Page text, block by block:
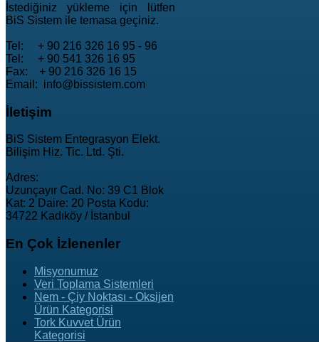
İstediğiniz yükleme için lütfen
BiS Sistem ile temasa geçiniz.
Tel: + 90 216 326 16 95 - 96
Tel: + 90 541 326 16 95
Fax: + 90 216 326 16 15
Email: info@bissistem.com
İletişim
BiS Sistem Entegrasyon Elekt.
Bilişim Hiz. Tic. Ltd. Şti.
Adres:
Uzunçayır Cad. No: 39 C1 Blok
Kat: 2 Daire: 20 Posta Kodu:
34722 Kadıköy / İstanbul
En Çok İzlenenler
Misyonumuz
Veri Toplama Sistemleri
Nem - Çiy Noktası - Oksijen
Ürün Kategorisi
Tork Kuvvet Ürün
Kategorisi